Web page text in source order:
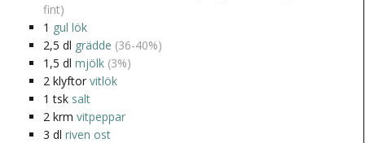
fint)
1 gul lök
2,5 dl grädde (36-40%)
1,5 dl mjölk (3%)
2 klyftor vitlök
1 tsk salt
2 krm vitpeppar
3 dl riven ost